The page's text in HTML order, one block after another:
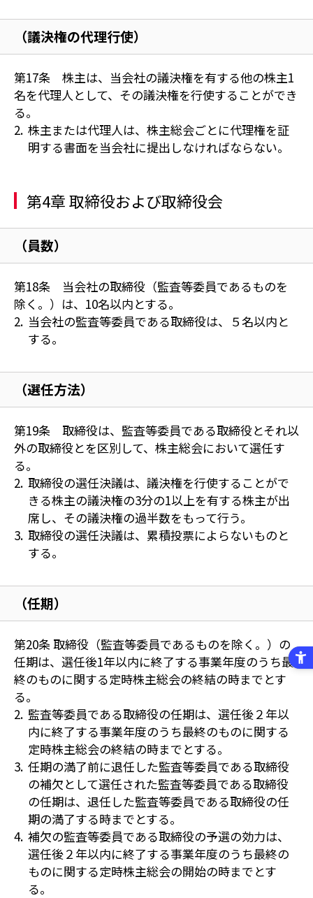
（議決権の代理行使）
第17条 株主は、当会社の議決権を有する他の株主1
名を代理人として、その議決権を行使することができ
る。
株主または代理人は、株主総会ごとに代理権を証
明する書面を当会社に提出しなければならない。
第4章 取締役および取締役会
（員数）
第18条 当会社の取締役（監査等委員であるものを
除く。）は、10名以内とする。
当会社の監査等委員である取締役は、５名以内と
する。
（選任方法）
第19条 取締役は、監査等委員である取締役とそれ以
外の取締役とを区別して、株主総会において選任す
る。
取締役の選任決議は、議決権を行使することがで
きる株主の議決権の3分の1以上を有する株主が出
席し、その議決権の過半数をもって行う。
取締役の選任決議は、累積投票によらないものと
する。
（任期）
第20条 取締役（監査等委員であるものを除く。）の
任期は、選任後1年以内に終了する事業年度のうち最
終のものに関する定時株主総会の終結の時までとす
る。
監査等委員である取締役の任期は、選任後２年以
内に終了する事業年度のうち最終のものに関する
定時株主総会の終結の時までとする。
任期の満了前に退任した監査等委員である取締役
の補欠として選任された監査等委員である取締役
の任期は、退任した監査等委員である取締役の任
期の満了する時までとする。
補欠の監査等委員である取締役の予選の効力は、
選任後２年以内に終了する事業年度のうち最終の
ものに関する定時株主総会の開始の時までとす
る。